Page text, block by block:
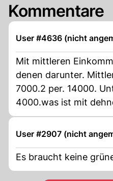
Kommentare
User #4636 (nicht
Mit mittleren
denen darunter.
7000.2 per. 14000.
4000.was ist mit
User #2907 (nicht
Es braucht keine